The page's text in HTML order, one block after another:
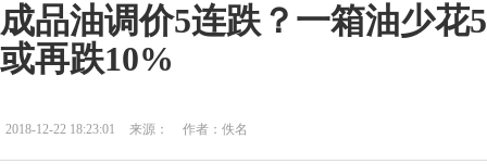
成品油调价5连跌？一箱油少花
或再跌10%
2018-12-22 18:23:01 来源： 作者：佚名